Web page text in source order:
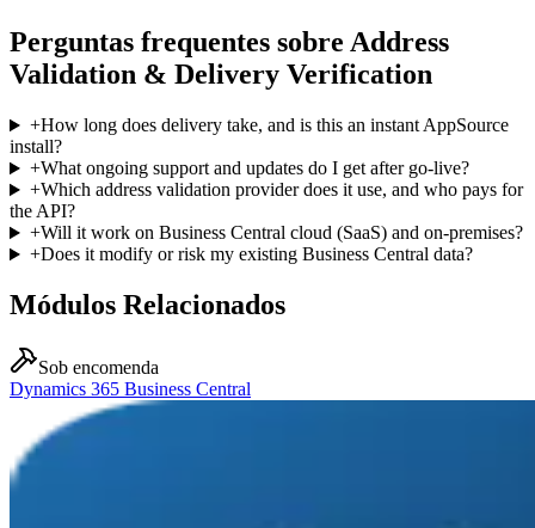
Perguntas frequentes sobre Address
Validation & Delivery Verification
+How long does delivery take, and is this an instant AppSource
install?
+What ongoing support and updates do I get after go-live?
+Which address validation provider does it use, and who pays for
the API?
+Will it work on Business Central cloud (SaaS) and on-premises?
+Does it modify or risk my existing Business Central data?
Módulos Relacionados
Sob encomenda
Dynamics 365 Business Central